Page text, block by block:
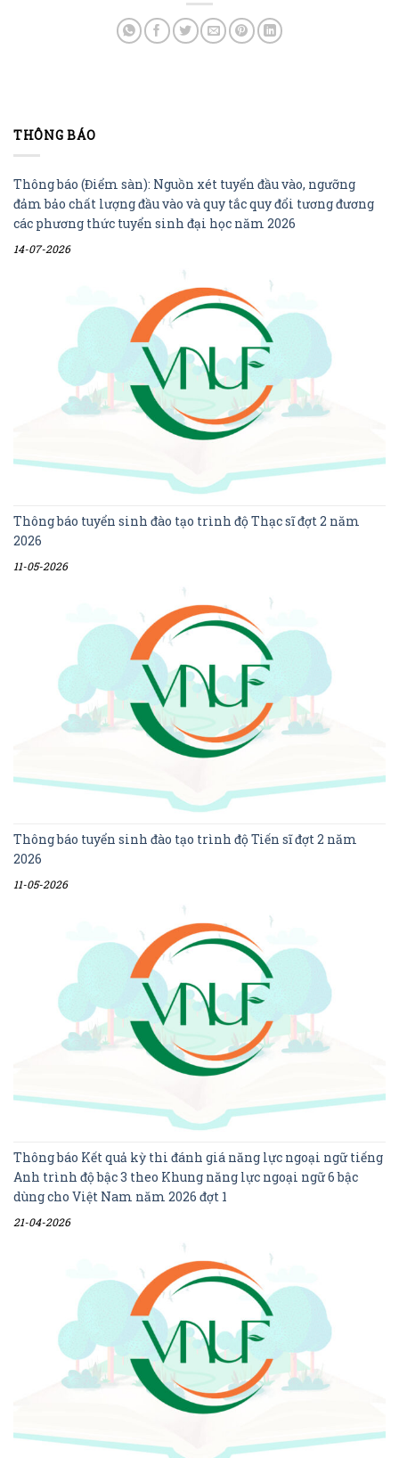
THÔNG BÁO
Thông báo (Điểm sàn): Nguồn xét tuyển đầu vào, ngưỡng
đảm bảo chất lượng đầu vào và quy tắc quy đổi tương đương
các phương thức tuyển sinh đại học năm 2026
14-07-2026
Thông báo tuyển sinh đào tạo trình độ Thạc sĩ đợt 2 năm
2026
11-05-2026
Thông báo tuyển sinh đào tạo trình độ Tiến sĩ đợt 2 năm
2026
11-05-2026
Thông báo Kết quả kỳ thi đánh giá năng lực ngoại ngữ tiếng
Anh trình độ bậc 3 theo Khung năng lực ngoại ngữ 6 bậc
dùng cho Việt Nam năm 2026 đợt 1
21-04-2026